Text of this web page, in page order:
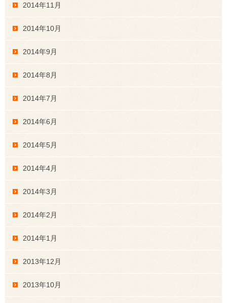
2014年11月
2014年10月
2014年9月
2014年8月
2014年7月
2014年6月
2014年5月
2014年4月
2014年3月
2014年2月
2014年1月
2013年12月
2013年10月